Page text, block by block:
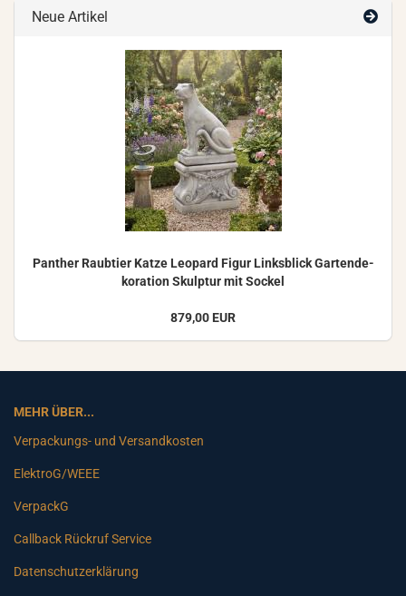
Neue Artikel
Pan­ther Raub­tier Katze Leo­pard Figur Links­blick Gar­ten­de­
ko­ra­ti­on Skulp­tur mit So­ckel
879,00 EUR
MEHR ÜBER...
Verpackungs- und Versandkosten
ElektroG/WEEE
VerpackG
Callback Rückruf Service
Datenschutzerklärung